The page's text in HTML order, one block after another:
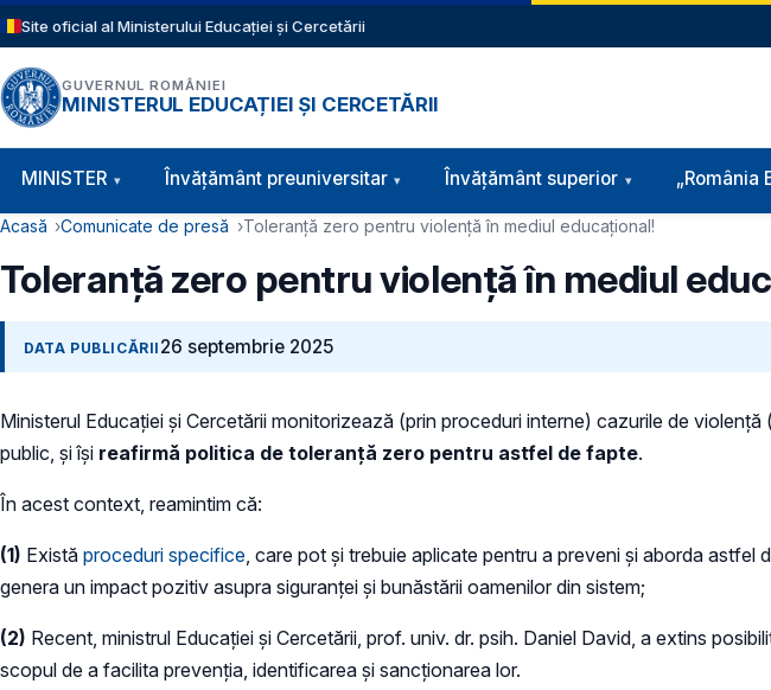
Sari la conținutul principal
Site oficial al Ministerului Educației și Cercetării
GUVERNUL ROMÂNIEI
MINISTERUL EDUCAȚIEI ȘI CERCETĂRII
Navigație principală
MINISTER Învăţământ preuniversitar Învățământ superior „România
Cale de navigare
Acasă Comunicate de presă Toleranță zero pentru violență în mediul educațional!
Toleranță zero pentru violență în mediul
DATA PUBLICĂRII 26 septembrie 2025
Ministerul Educației și Cercetării monitorizează (prin proceduri interne) cazurile de
public, și își reafirmă politica de toleranță zero pentru astfel de fapte.
În acest context, reamintim că:
(1) Există proceduri specifice, care pot și trebuie aplicate pentru a preveni și aborda
genera un impact pozitiv asupra siguranței și bunăstării oamenilor din sistem;
(2) Recent, ministrul Educației și Cercetării, prof. univ. dr. psih. Daniel David, a extins
scopul de a facilita prevenția, identificarea și sancționarea lor.